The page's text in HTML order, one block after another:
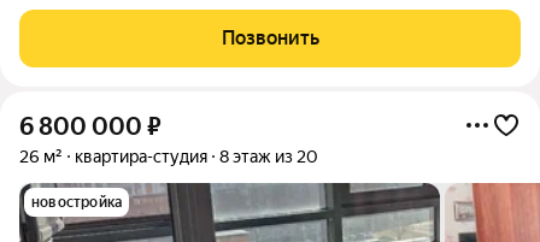
подземным паркингом, рядом с набережной. Интерьер
выдержан в атмосфере Финского залива.
Позвонить
6 800 000 ₽
26 м² квартира-студия 8 этаж из 20
новостройка